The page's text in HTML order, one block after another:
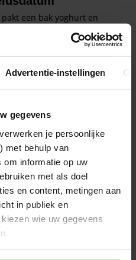
Advertentie-instellingen
gegevens
verwerken je persoonlijke
met behulp van
om informatie op uw
met als doel
en content, metingen aan
in publiek en
wie uw gegevens